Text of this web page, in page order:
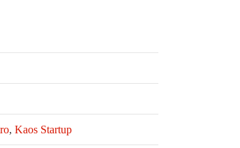
,Kaos Startup